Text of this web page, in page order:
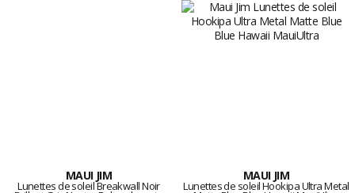
MAUI JIM
Lunettes de soleil Breakwall Noir
MAUI JIM
Lunettes de soleil Hookipa Ultra Metal